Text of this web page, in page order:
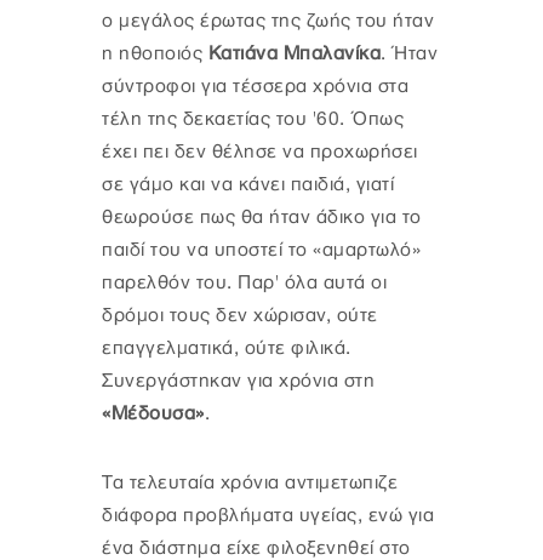
ο μεγάλος έρωτας της ζωής του ήταν
η ηθοποιός Κατιάνα Μπαλανίκα. Ήταν
σύντροφοι για τέσσερα χρόνια στα
τέλη της δεκαετίας του '60. Όπως
έχει πει δεν θέλησε να προχωρήσει
σε γάμο και να κάνει παιδιά, γιατί
θεωρούσε πως θα ήταν άδικο για το
παιδί του να υποστεί το «αμαρτωλό»
παρελθόν του. Παρ' όλα αυτά οι
δρόμοι τους δεν χώρισαν, ούτε
επαγγελματικά, ούτε φιλικά.
Συνεργάστηκαν για χρόνια στη
«Μέδουσα».
Τα τελευταία χρόνια αντιμετωπιζε
διάφορα προβλήματα υγείας, ενώ για
ένα διάστημα είχε φιλοξενηθεί στο